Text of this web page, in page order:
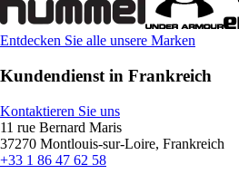
Entdecken Sie alle unsere Marken
Kundendienst in Frankreich
Kontaktieren Sie uns
11 rue Bernard Maris
37270 Montlouis-sur-Loire, Frankreich
+33 1 86 47 62 58